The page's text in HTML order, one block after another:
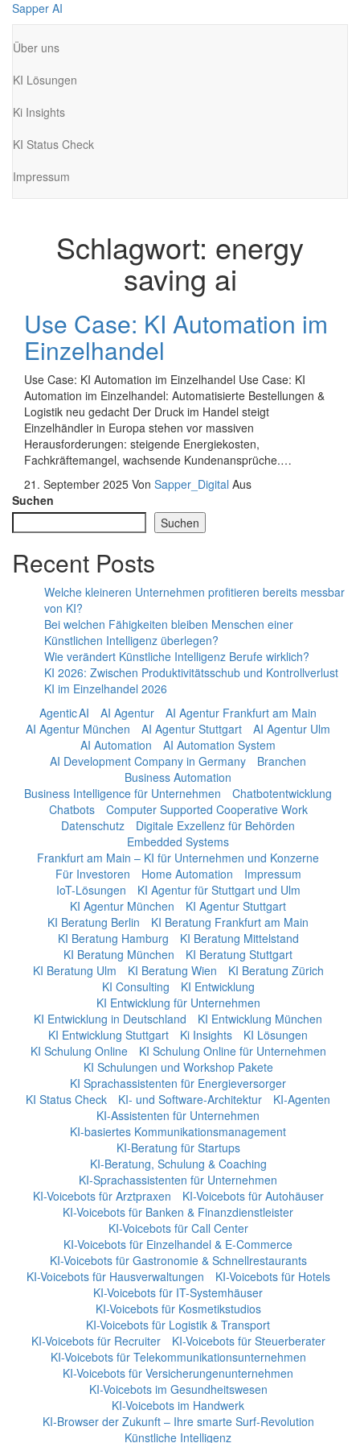
Zum
Inhalt
springen
Sapper AI
Über uns
KI Lösungen
Ki Insights
KI Status Check
Impressum
Schlagwort: energy
saving ai
Use Case: KI Automation im
Einzelhandel
Use Case: KI Automation im Einzelhandel Use Case: KI
Automation im Einzelhandel: Automatisierte Bestellungen &
Logistik neu gedacht Der Druck im Handel steigt
Einzelhändler in Europa stehen vor massiven
Herausforderungen: steigende Energiekosten,
Fachkräftemangel, wachsende Kundenansprüche.…
21. September 2025 Von Sapper_Digital Aus
Suchen
Suchen
Recent Posts
Welche kleineren Unternehmen profitieren bereits messbar
von KI?
Bei welchen Fähigkeiten bleiben Menschen einer
Künstlichen Intelligenz überlegen?
Wie verändert Künstliche Intelligenz Berufe wirklich?
KI 2026: Zwischen Produktivitätsschub und Kontrollverlust
KI im Einzelhandel 2026
Agentic AI
AI Agentur
AI Agentur Frankfurt am Main
AI Agentur München
AI Agentur Stuttgart
AI Agentur Ulm
AI Automation
AI Automation System
AI Development Company in Germany
Branchen
Business Automation
Business Intelligence für Unternehmen
Chatbotentwicklung
Chatbots
Computer Supported Cooperative Work
Datenschutz
Digitale Exzellenz für Behörden
Embedded Systems
Frankfurt am Main – KI für Unternehmen und Konzerne
Für Investoren
Home Automation
Impressum
IoT-Lösungen
KI Agentur für Stuttgart und Ulm
KI Agentur München
KI Agentur Stuttgart
KI Beratung Berlin
KI Beratung Frankfurt am Main
KI Beratung Hamburg
KI Beratung Mittelstand
KI Beratung München
KI Beratung Stuttgart
KI Beratung Ulm
KI Beratung Wien
KI Beratung Zürich
KI Consulting
KI Entwicklung
KI Entwicklung für Unternehmen
KI Entwicklung in Deutschland
KI Entwicklung München
KI Entwicklung Stuttgart
Ki Insights
KI Lösungen
KI Schulung Online
KI Schulung Online für Unternehmen
KI Schulungen und Workshop Pakete
KI Sprachassistenten für Energieversorger
KI Status Check
KI- und Software-Architektur
KI-Agenten
KI-Assistenten für Unternehmen
KI-basiertes Kommunikationsmanagement
KI-Beratung für Startups
KI-Beratung, Schulung & Coaching
KI-Sprachassistenten für Unternehmen
KI-Voicebots für Arztpraxen
KI-Voicebots für Autohäuser
KI-Voicebots für Banken & Finanzdienstleister
KI-Voicebots für Call Center
KI-Voicebots für Einzelhandel & E-Commerce
KI-Voicebots für Gastronomie & Schnellrestaurants
KI-Voicebots für Hausverwaltungen
KI-Voicebots für Hotels
KI-Voicebots für IT-Systemhäuser
KI-Voicebots für Kosmetikstudios
KI-Voicebots für Logistik & Transport
KI-Voicebots für Recruiter
KI-Voicebots für Steuerberater
KI-Voicebots für Telekommunikationsunternehmen
KI-Voicebots für Versicherungenunternehmen
KI-Voicebots im Gesundheitswesen
KI-Voicebots im Handwerk
KI‑Browser der Zukunft – Ihre smarte Surf‑Revolution
Künstliche Intelligenz